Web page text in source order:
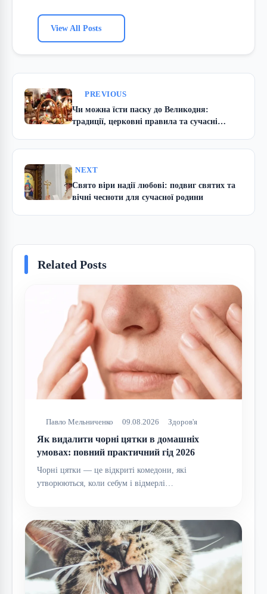
View All Posts
PREVIOUS
Чи можна їсти паску до Великодня:
традиції, церковні правила та сучасні
NEXT
Свято віри надії любові: подвиг святих та
вічні чесноти для сучасної родини
Related Posts
Павло Мельниченко 09.08.2026 Здоров'я
Як видалити чорні цятки в домашніх
умовах: повний практичний гід 2026
Чорні цятки — це відкриті комедони, які
утворюються, коли себум і відмерлі…